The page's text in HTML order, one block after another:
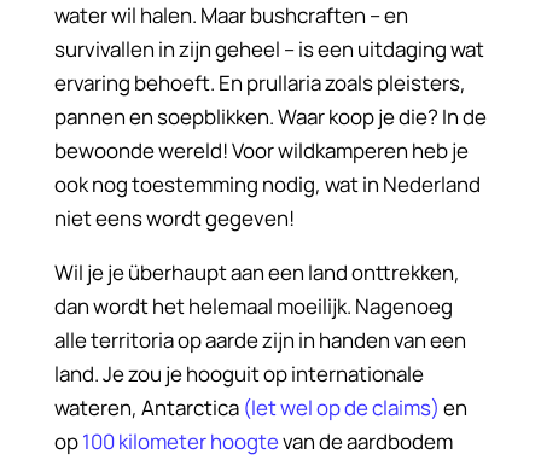
water wil halen. Maar bushcraften – en
survivallen in zijn geheel – is een uitdaging wat
ervaring behoeft. En prullaria zoals pleisters,
pannen en soepblikken. Waar koop je die? In de
bewoonde wereld! Voor wildkamperen heb je
ook nog toestemming nodig, wat in Nederland
niet eens wordt gegeven!
Wil je je überhaupt aan een land onttrekken,
dan wordt het helemaal moeilijk. Nagenoeg
alle territoria op aarde zijn in handen van een
land. Je zou je hooguit op internationale
wateren, Antarctica (let wel op de claims) en
op100 kilometer hoogtevan de aardbodem